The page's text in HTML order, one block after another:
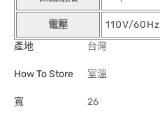
電壓
110V/60Hz
產地
台灣
How To Store 室溫
寬 26